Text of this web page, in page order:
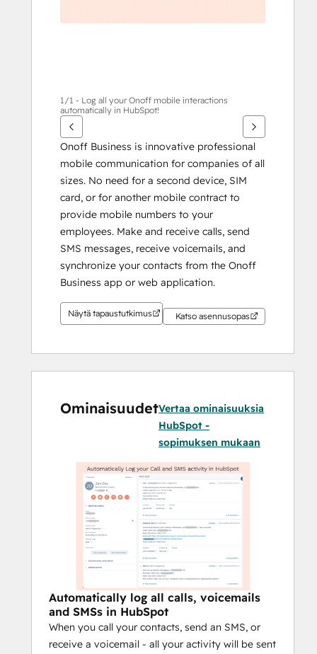
1/1 - Log all your Onoff mobile interactions
automatically in HubSpot!
Onoff Business is innovative professional
mobile communication for companies of all
sizes. No need for a second device, SIM
card, or for another mobile contract to
provide mobile numbers to your
employees. Make and receive calls, send
SMS messages, receive voicemails, and
synchronize your contacts from the Onoff
Business app or web application.
Näytä tapaustutkimus Katso asennusopas
OminaisuudetVertaa ominaisuuksia
HubSpot -
sopimuksen mukaan
Automatically log all calls, voicemails
and SMSs in HubSpot
When you call your contacts, send an SMS, or
receive a voicemail - all your activity will be sent